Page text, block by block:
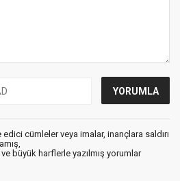
cümleler veya imalar, inançlara saldırı
büyük harflerle yazılmış yorumlar